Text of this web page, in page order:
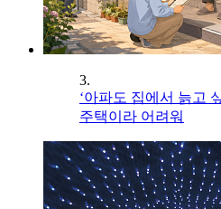
3.
‘아파도 집에서 늙고
주택이라 어려워